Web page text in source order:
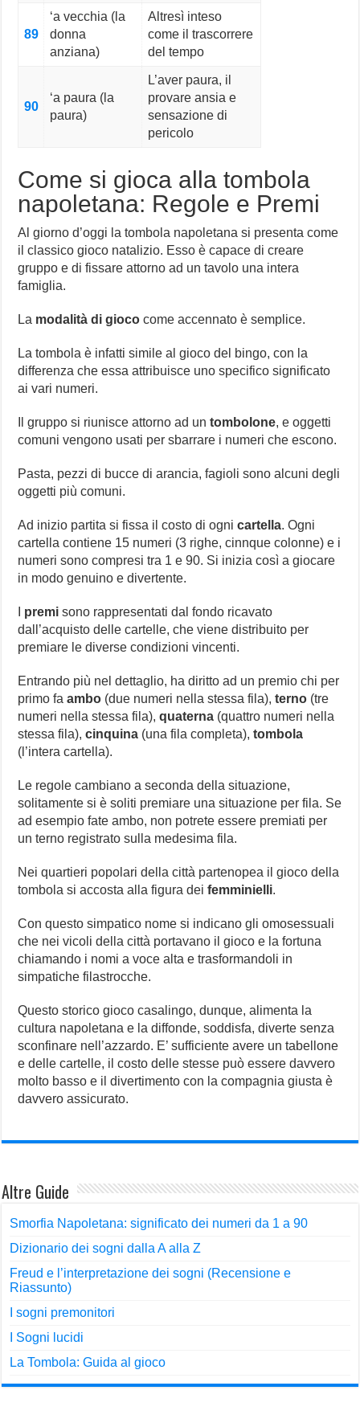
89
‘a vecchia (la
donna
anziana)
Altresì inteso
come il trascorrere
del tempo
90
‘a paura (la
paura)
L’aver paura, il
provare ansia e
sensazione di
pericolo
Come si gioca alla tombola
napoletana: Regole e Premi
Al giorno d’oggi la tombola napoletana si presenta come
il classico gioco natalizio. Esso è capace di creare
gruppo e di fissare attorno ad un tavolo una intera
famiglia.
La modalità di gioco come accennato è semplice.
La tombola è infatti simile al gioco del bingo, con la
differenza che essa attribuisce uno specifico significato
ai vari numeri.
Il gruppo si riunisce attorno ad un tombolone, e oggetti
comuni vengono usati per sbarrare i numeri che escono.
Pasta, pezzi di bucce di arancia, fagioli sono alcuni degli
oggetti più comuni.
Ad inizio partita si fissa il costo di ognicartella. Ogni
cartella contiene 15 numeri (3 righe, cinnque colonne) e i
numeri sono compresi tra 1 e 90. Si inizia così a giocare
in modo genuino e divertente.
premi sono rappresentati dal fondo ricavato
dall’acquisto delle cartelle, che viene distribuito per
premiare le diverse condizioni vincenti.
Entrando più nel dettaglio, ha diritto ad un premio chi per
primo faambo (due numeri nella stessa fila),terno (tre
numeri nella stessa fila),quaterna (quattro numeri nella
stessa fila),cinquina (una fila completa),tombola
(l’intera cartella).
Le regole cambiano a seconda della situazione,
solitamente si è soliti premiare una situazione per fila. Se
ad esempio fate ambo, non potrete essere premiati per
un terno registrato sulla medesima fila.
Nei quartieri popolari della città partenopea il gioco della
tombola si accosta alla figura dei femminielli.
Con questo simpatico nome si indicano gli omosessuali
che nei vicoli della città portavano il gioco e la fortuna
chiamando i nomi a voce alta e trasformandoli in
simpatiche filastrocche.
Questo storico gioco casalingo, dunque, alimenta la
cultura napoletana e la diffonde, soddisfa, diverte senza
sconfinare nell’azzardo. E’ sufficiente avere un tabellone
e delle cartelle, il costo delle stesse può essere davvero
molto basso e il divertimento con la compagnia giusta è
davvero assicurato.
Altre Guide
Smorfia Napoletana: significato dei numeri da 1 a 90
Dizionario dei sogni dalla A alla Z
Freud e l’interpretazione dei sogni (Recensione e
Riassunto)
I sogni premonitori
I Sogni lucidi
La Tombola: Guida al gioco